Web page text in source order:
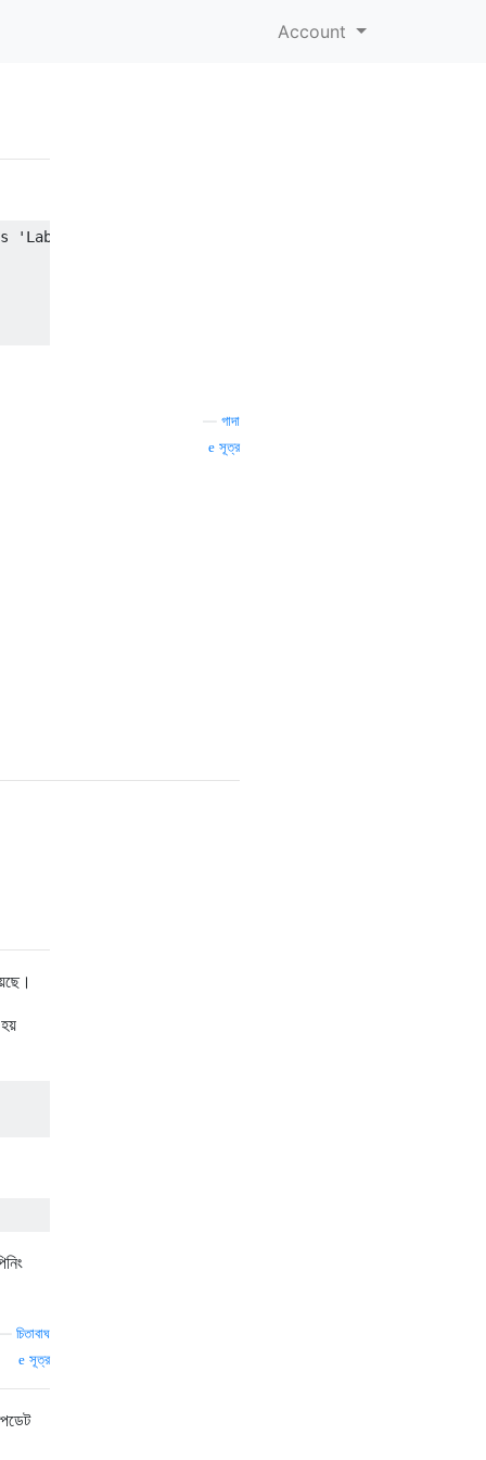
Account
'Label' value from '*****
গাদা
সূত্র
চিতাবাঘ
সূত্র